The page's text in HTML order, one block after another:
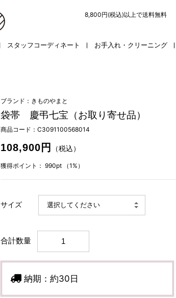
8,800円(税込)以上で送料無料
スタッフコーディネート お手入れ・クリーニング
ブランド：きものやまと
袋帯 慶弔七宝（お取り寄せ品）
商品コード： C3091100568014
108,900円 （税込）
獲得ポイント： 990pt （1%）
サイズ
合計数量
納期： 約30日